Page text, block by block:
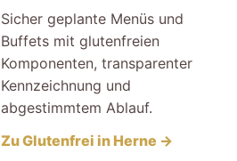
Sicher geplante Menüs und
Buffets mit glutenfreien
Komponenten, transparenter
Kennzeichnung und
abgestimmtem Ablauf.
Zu Glutenfrei in Herne →